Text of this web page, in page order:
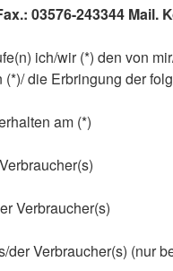
03576-243344 Mail.
ich/wir (*) den von
(*)/ die Erbringung der
am (*)
Verbraucher(s)
der Verbraucher(s) (nur